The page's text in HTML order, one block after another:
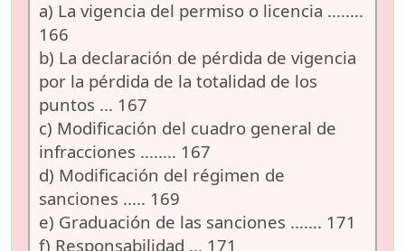
a) La vigencia del permiso o licencia ........
166
b) La declaración de pérdida de vigencia
por la pérdida de la totalidad de los
puntos ... 167
c) Modificación del cuadro general de
infracciones ........ 167
d) Modificación del régimen de
sanciones ..... 169
e) Graduación de las sanciones ....... 171
f) Responsabilidad ... 171